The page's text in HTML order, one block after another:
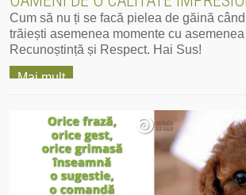
Cum să nu ți se facă pielea de găină
trăiești asemenea momente cu
Recunoștință și Respect. Hai Sus!
Mai mult